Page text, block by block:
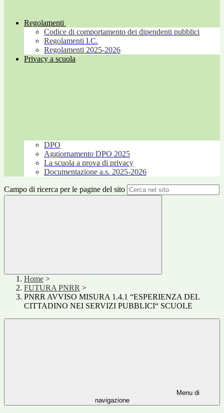
Regolamenti
Codice di comportamento dei dipendenti pubblici
Regolamenti I.C.
Regolamenti 2025-2026
Privacy a scuola
DPO
Aggiornamento DPO 2025
La scuola a prova di privacy
Documentazione a.s. 2025-2026
Campo di ricerca per le pagine del sito
Home >
FUTURA PNRR >
PNRR AVVISO MISURA 1.4.1 “ESPERIENZA DEL
CITTADINO NEI SERVIZI PUBBLICI“ SCUOLE
Menu di
navigazione